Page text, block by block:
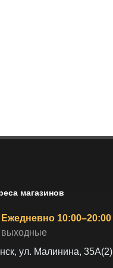
магазинов
Ежедневно 10:00–20:00
выходные
ул. Малинина, 35А(2)